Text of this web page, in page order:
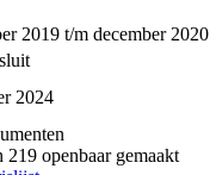
2019 t/m december 2020
2024
219 openbaar gemaakt